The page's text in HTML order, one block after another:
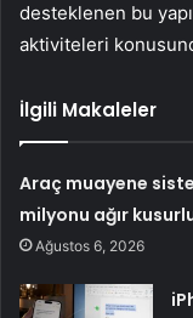
desteklenen bu
aktiviteleri
İlgili Makaleler
Araç muayene
milyonu ağır
Ağustos 6, 2026